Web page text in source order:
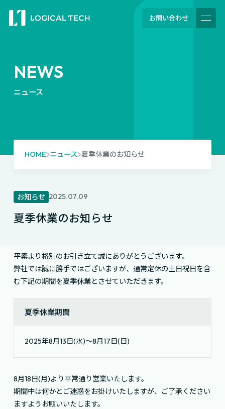
お問い合わせ
NEWS
ニュース
HOME ニュース 夏季休業のお知らせ
お知らせ 2025.07.09
夏季休業のお知らせ
平素より格別のお引き立て誠にありがとうございます。
弊社では誠に勝手ではございますが、通常定休の土日祝日を含
む下記の期間を夏季休業とさせていただきます。
夏季休業期間
2025年8月13日(水)～8月17日(日)
8月18日(月)より平常通り営業いたします。
期間中は何かとご迷惑をお掛けいたしますが、ご了承ください
ますようお願いいたします。